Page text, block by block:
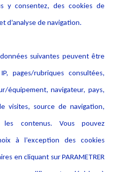
Publications
y consentez, des cookies de
d’analyse de navigation.
suivantes peuvent être
pages/rubriques consultées,
équipement, navigateur, pays,
visites, source de navigation,
les contenus. Vous pouvez
à l’exception des cookies
en cliquant sur PARAMETRER